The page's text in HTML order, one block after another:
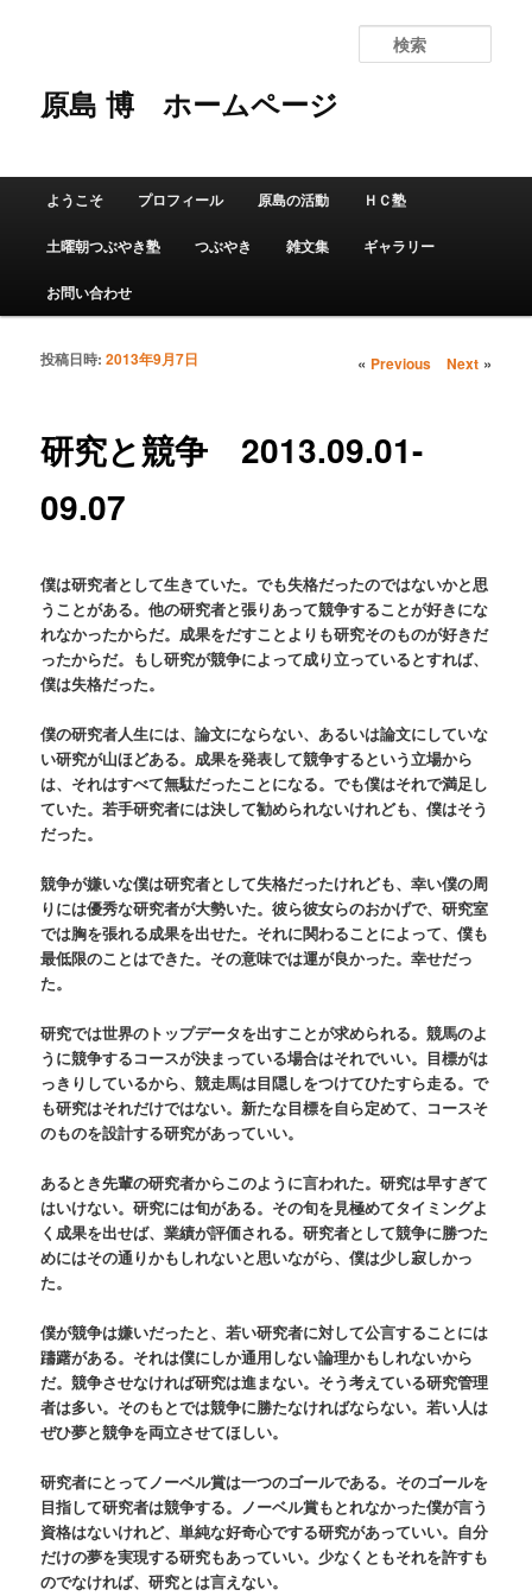
原島 博ホームページ
索
メインメニュー
メインコンテンツへ移動
サブコンテンツへ移動
ようこそ プロフィール 原島の活動 ＨＣ塾
土曜朝つぶやき塾 つぶやき 雑文集 ギャラリー
お問い合わせ
投稿ナビゲーショ
« Previous Next»
研究と競争 2013.09.01-
09.07
投稿日時:2013年9月7日
僕は研究者として生きていた。でも失格だったのではないかと思
うことがある。他の研究者と張りあって競争することが好きにな
れなかったからだ。成果をだすことよりも研究そのものが好きだ
ったからだ。もし研究が競争によって成り立っているとすれば、
僕は失格だった。
僕の研究者人生には、論文にならない、あるいは論文にしていな
い研究が山ほどある。成果を発表して競争するという立場から
は、それはすべて無駄だったことになる。でも僕はそれで満足し
ていた。若手研究者には決して勧められないけれども、僕はそう
だった。
競争が嫌いな僕は研究者として失格だったけれども、幸い僕の周
りには優秀な研究者が大勢いた。彼ら彼女らのおかげで、研究室
では胸を張れる成果を出せた。それに関わることによって、僕も
最低限のことはできた。その意味では運が良かった。幸せだっ
た。
研究では世界のトップデータを出すことが求められる。競馬のよ
うに競争するコースが決まっている場合はそれでいい。目標がは
っきりしているから、競走馬は目隠しをつけてひたすら走る。で
も研究はそれだけではない。新たな目標を自ら定めて、コースそ
のものを設計する研究があっていい。
あるとき先輩の研究者からこのように言われた。研究は早すぎて
はいけない。研究には旬がある。その旬を見極めてタイミングよ
く成果を出せば、業績が評価される。研究者として競争に勝つた
めにはその通りかもしれないと思いながら、僕は少し寂しかっ
た。
僕が競争は嫌いだったと、若い研究者に対して公言することには
躊躇がある。それは僕にしか通用しない論理かもしれないから
だ。競争させなければ研究は進まない。そう考えている研究管理
者は多い。そのもとでは競争に勝たなければならない。若い人は
ぜひ夢と競争を両立させてほしい。
研究者にとってノーベル賞は一つのゴールである。そのゴールを
目指して研究者は競争する。ノーベル賞もとれなかった僕が言う
資格はないけれど、単純な好奇心でする研究があっていい。自分
だけの夢を実現する研究もあっていい。少なくともそれを許すも
のでなければ、研究とは言えない。